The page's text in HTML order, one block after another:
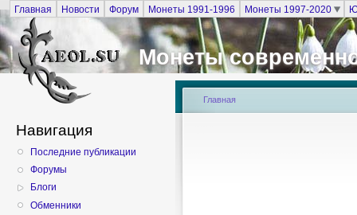
Главная Новости Форум Монеты 1991-1996 Монеты 1997-2020
Монеты
Навигация
Последние публикации
Форумы
Блоги
Обменники
Главная